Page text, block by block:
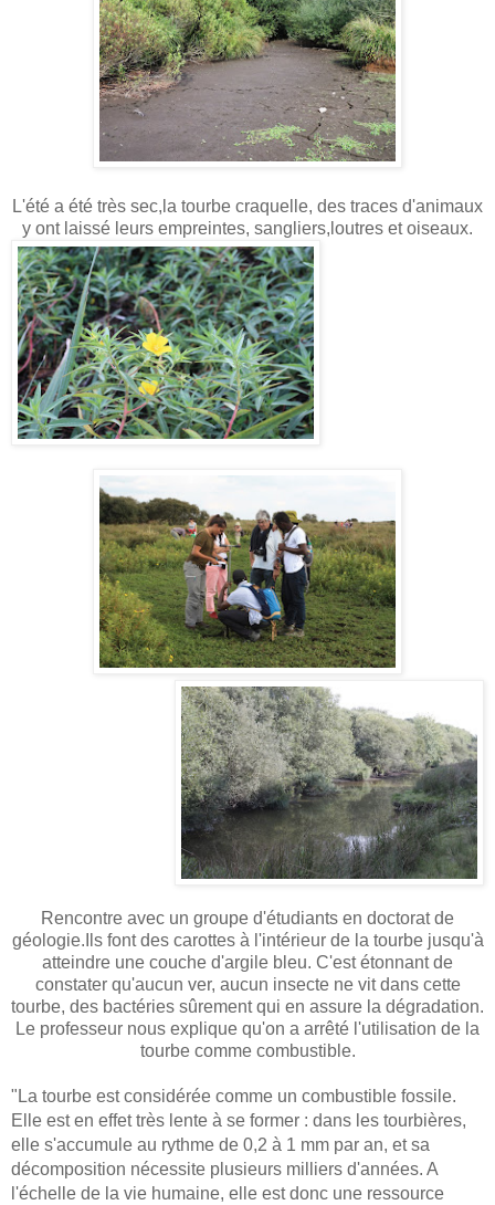
L'été a été très sec,la tourbe craquelle, des traces d'animaux
y ont laissé leurs empreintes, sangliers,loutres et oiseaux.
Rencontre avec un groupe d'étudiants en doctorat de
géologie.Ils font des carottes à l'intérieur de la tourbe jusqu'à
atteindre une couche d'argile bleu. C'est étonnant de
constater qu'aucun ver, aucun insecte ne vit dans cette
tourbe, des bactéries sûrement qui en assure la dégradation.
Le professeur nous explique qu'on a arrêté l'utilisation de la
tourbe comme combustible.
"La tourbe est considérée comme un combustible fossile.
Elle est en effet très lente à se former : dans les tourbières,
elle s'accumule au rythme de 0,2 à 1 mm par an, et sa
décomposition nécessite plusieurs milliers d'années. A
l'échelle de la vie humaine, elle est donc une ressource